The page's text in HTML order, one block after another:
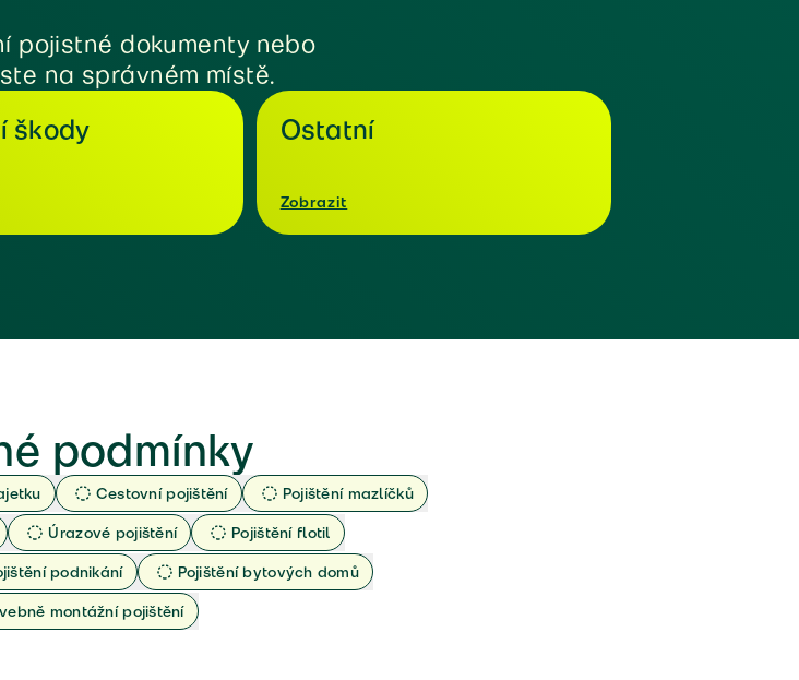
pojistné dokumenty nebo
na správném místě.
škody Ostatní
Zobrazit
podmínky
Cestovní pojištění
Pojištění mazlíčků
Úrazové pojištění
Pojištění flotil
podnikání
Pojištění bytových domů
montážní pojištění